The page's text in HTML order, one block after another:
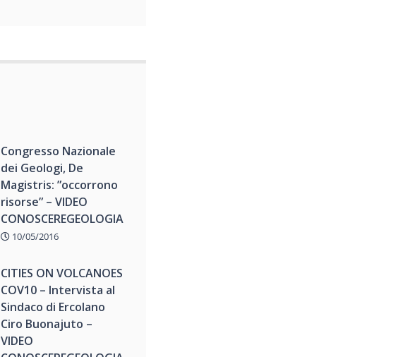
Congresso Nazionale
dei Geologi, De
Magistris: ”occorrono
risorse” – VIDEO
CONOSCEREGEOLOGIA
10/05/2016
CITIES ON VOLCANOES
COV10 – Intervista al
Sindaco di Ercolano
Ciro Buonajuto –
VIDEO